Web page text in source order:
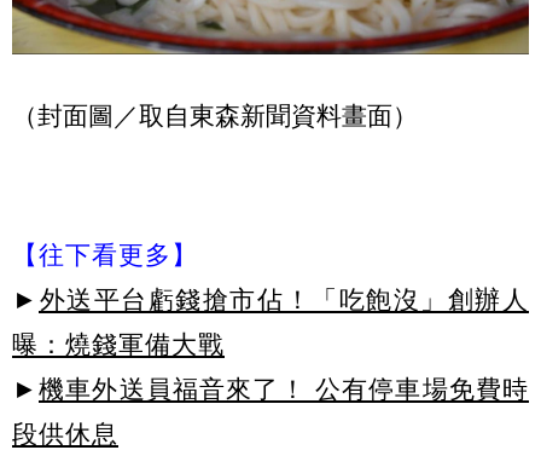
（封面圖／取自東森新聞資料畫面）
【往下看更多】
► 外送平台虧錢搶市佔！「吃飽沒」創辦人
曝：燒錢軍備大戰
► 機車外送員福音來了！ 公有停車場免費時
段供休息